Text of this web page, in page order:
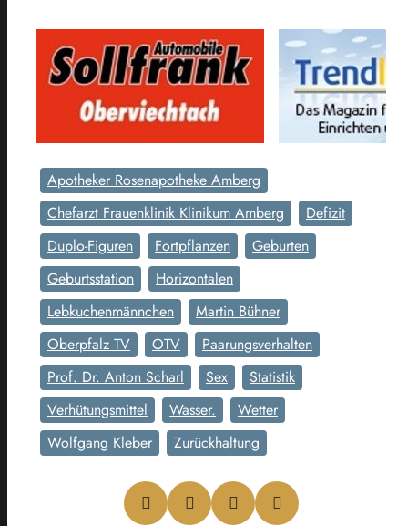
Apotheker Rosenapotheke Amberg
Chefarzt Frauenklinik Klinikum Amberg
Defizit
Duplo-Figuren
Fortpflanzen
Geburten
Geburtsstation
Horizontalen
Lebkuchenmännchen
Martin Bühner
Oberpfalz TV
OTV
Paarungsverhalten
Prof. Dr. Anton Scharl
Sex
Statistik
Verhütungsmittel
Wasser.
Wetter
Wolfgang Kleber
Zurückhaltung